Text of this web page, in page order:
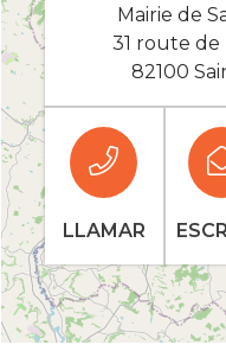
Mairie de
31 route de
82100
LLAMAR